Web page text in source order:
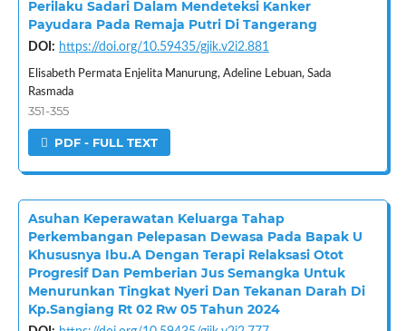
Perilaku Sadari Dalam Mendeteksi Kanker
Payudara Pada Remaja Putri Di Tangerang
DOI: https://doi.org/10.59435/gjik.v2i2.881
Elisabeth Permata Enjelita Manurung, Adeline Lebuan, Sada
Rasmada
351-355
PDF - FULL TEXT
Asuhan Keperawatan Keluarga Tahap
Perkembangan Pelepasan Dewasa Pada Bapak U
Khususnya Ibu.A Dengan Terapi Relaksasi Otot
Progresif Dan Pemberian Jus Semangka Untuk
Menurunkan Tingkat Nyeri Dan Tekanan Darah Di
Kp.Sangiang Rt 02 Rw 05 Tahun 2024